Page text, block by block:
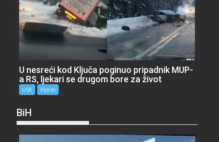
U nesreći kod Ključa poginuo pripadnik MUP-
a RS, ljekari se drugom bore za život
USK Vijesti
BiH